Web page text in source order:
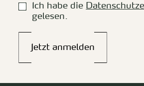
Ich habe die
gelesen.
Jetzt anmelden